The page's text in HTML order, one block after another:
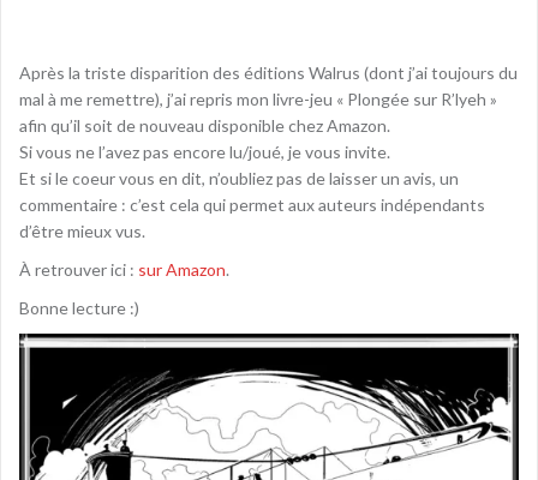
Après la triste disparition des éditions Walrus (dont j’ai toujours du
mal à me remettre), j’ai repris mon livre-jeu « Plongée sur R’lyeh »
afin qu’il soit de nouveau disponible chez Amazon.
Si vous ne l’avez pas encore lu/joué, je vous invite.
Et si le coeur vous en dit, n’oubliez pas de laisser un avis, un
commentaire : c’est cela qui permet aux auteurs indépendants
d’être mieux vus.
À retrouver ici : sur Amazon.
Bonne lecture :)